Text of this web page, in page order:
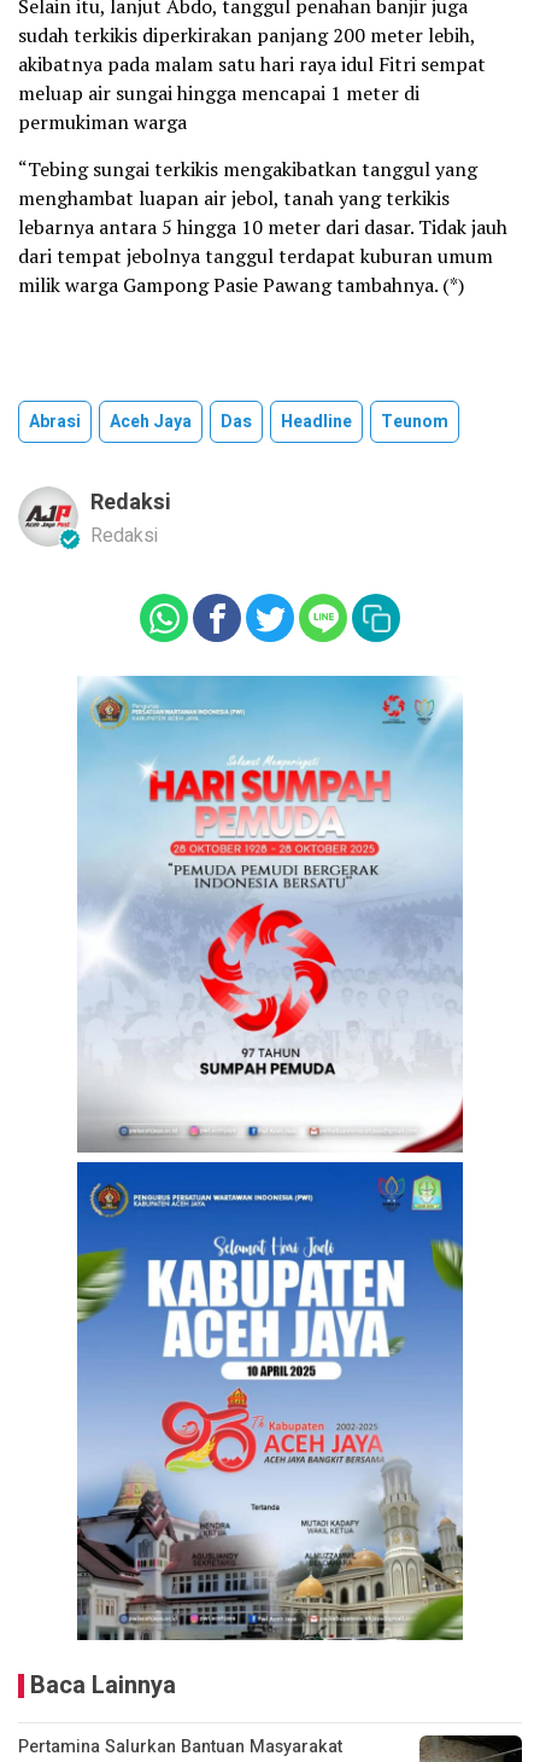
Selain itu, lanjut Abdo, tanggul penahan banjir juga
sudah terkikis diperkirakan panjang 200 meter lebih,
akibatnya pada malam satu hari raya idul Fitri sempat
meluap air sungai hingga mencapai 1 meter di
permukiman warga
“Tebing sungai terkikis mengakibatkan tanggul yang
menghambat luapan air jebol, tanah yang terkikis
lebarnya antara 5 hingga 10 meter dari dasar. Tidak jauh
dari tempat jebolnya tanggul terdapat kuburan umum
milik warga Gampong Pasie Pawang tambahnya. (*)
Abrasi Aceh Jaya Das Headline Teunom
Redaksi
Redaksi
Baca Lainnya
Pertamina Salurkan Bantuan Masyarakat